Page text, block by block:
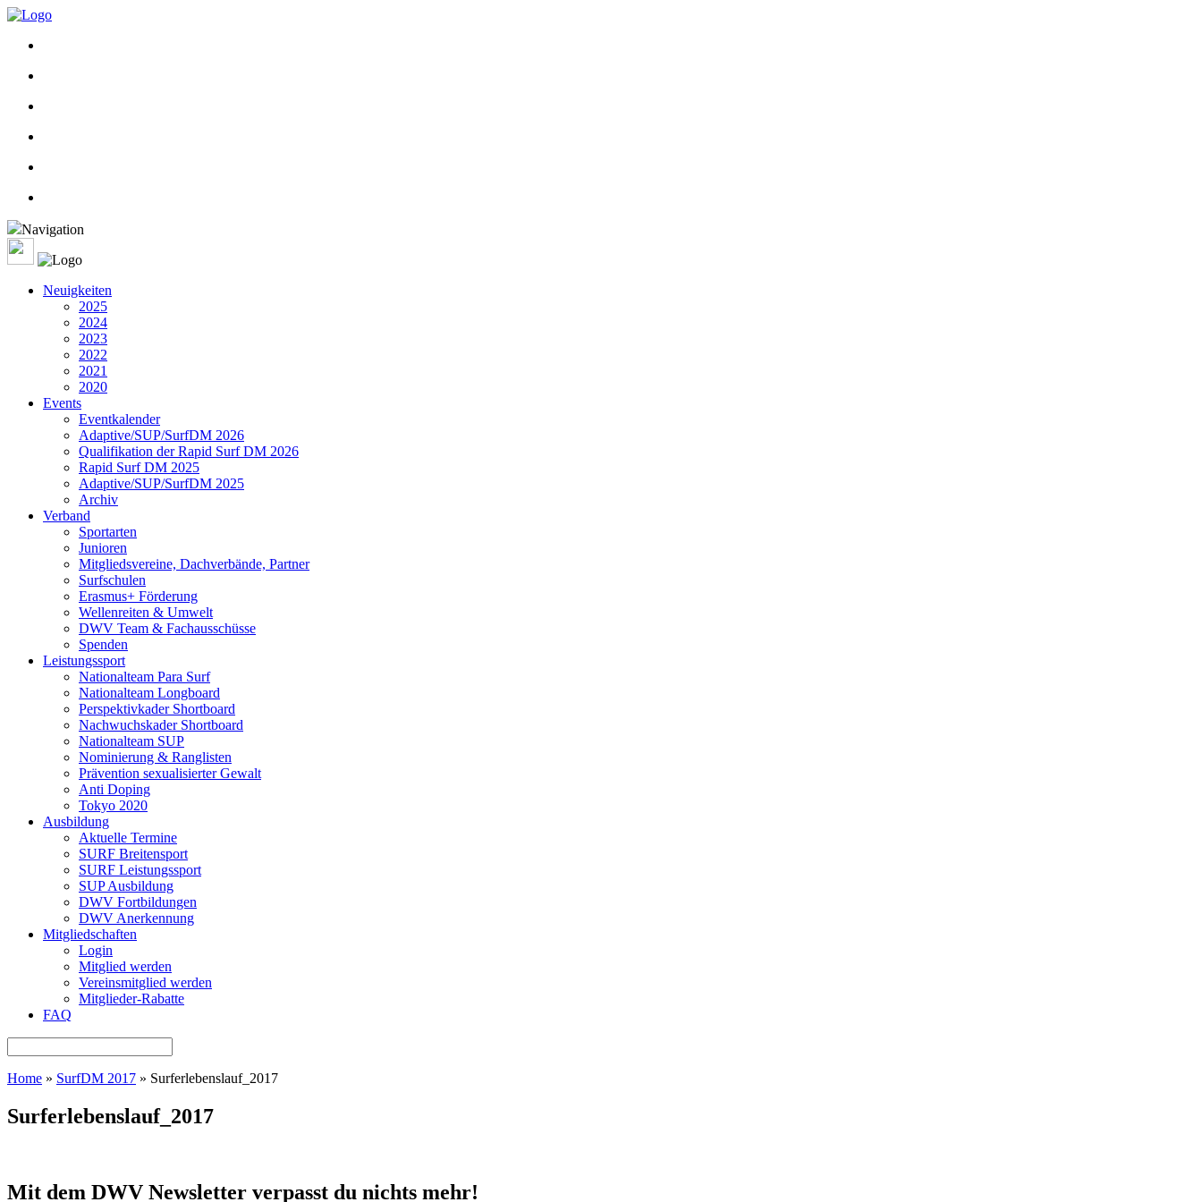
Navigation
Neuigkeiten
2025
2024
2023
2022
2021
2020
Events
Eventkalender
Adaptive/SUP/SurfDM 2026
Qualifikation der Rapid Surf DM 2026
Rapid Surf DM 2025
Adaptive/SUP/SurfDM 2025
Archiv
Verband
Sportarten
Junioren
Mitgliedsvereine, Dachverbände, Partner
Surfschulen
Erasmus+ Förderung
Wellenreiten & Umwelt
DWV Team & Fachausschüsse
Spenden
Leistungssport
Nationalteam Para Surf
Nationalteam Longboard
Perspektivkader Shortboard
Nachwuchskader Shortboard
Nationalteam SUP
Nominierung & Ranglisten
Prävention sexualisierter Gewalt
Anti Doping
Tokyo 2020
Ausbildung
Aktuelle Termine
SURF Breitensport
SURF Leistungssport
SUP Ausbildung
DWV Fortbildungen
DWV Anerkennung
Mitgliedschaften
Login
Mitglied werden
Vereinsmitglied werden
Mitglieder-Rabatte
FAQ
Home » SurfDM 2017 » Surferlebenslauf_2017
Surferlebenslauf_2017
Mit dem DWV Newsletter verpasst du nichts mehr!